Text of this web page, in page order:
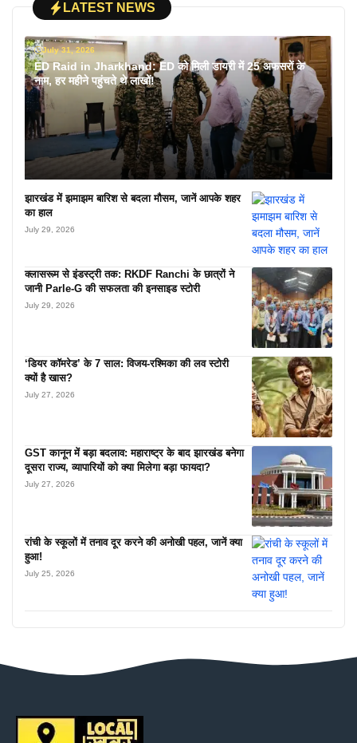
LATEST NEWS
July 31, 2026
ED Raid in Jharkhand: ED को मिली डायरी में 25 अफसरों के
नाम, हर महीने पहुंचते थे लाखों!
झारखंड में झमाझम बारिश से बदला मौसम, जानें आपके शहर
का हाल
July 29, 2026
क्लासरूम से इंडस्ट्री तक: RKDF Ranchi के छात्रों ने
जानी Parle-G की सफलता की इनसाइड स्टोरी
July 29, 2026
‘डियर कॉमरेड’ के 7 साल: विजय-रश्मिका की लव स्टोरी
क्यों है खास?
July 27, 2026
GST कानून में बड़ा बदलाव: महाराष्ट्र के बाद झारखंड बनेगा
दूसरा राज्य, व्यापारियों को क्या मिलेगा बड़ा फायदा?
July 27, 2026
रांची के स्कूलों में तनाव दूर करने की अनोखी पहल, जानें क्या
हुआ!
July 25, 2026